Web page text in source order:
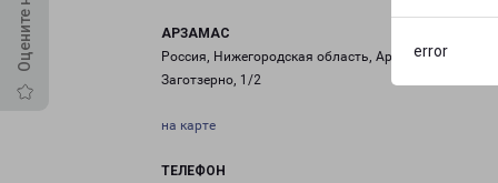
error
АРЗАМАС
Россия, Нижегородская область, Арзамас, улица
Заготзерно, 1/2
на карте
ТЕЛЕФОН